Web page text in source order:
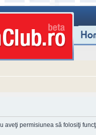
aveţi permisiunea să folosiţi